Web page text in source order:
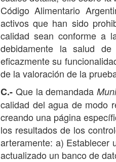
Código Alimentario
activos que han sido
calidad sean conforme a
debidamente la salud
eficazmente su
de la valoración de la
C.- Que la demandada
calidad del agua de modo
creando una página
los resultados de los
arteramente: a) Establecer
actualizado un banco de